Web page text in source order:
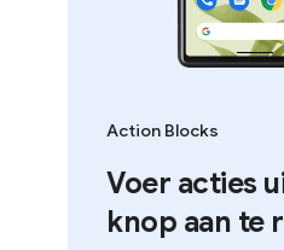
Action Blocks
Voer acties
knop aan te